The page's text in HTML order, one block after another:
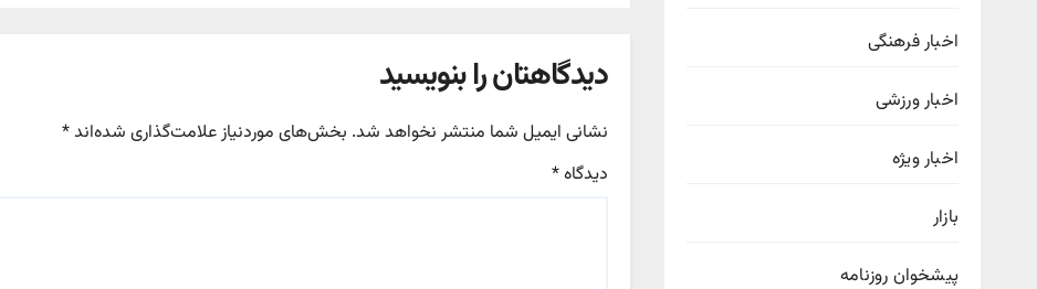
اخبار فرهنگی
اخبار ورزشی
اخبار ویژه
بازار
پیشخوان روزنامه
دیدگاهتان را بنویسید
نشانی ایمیل شما منتشر نخواهد شد. بخش‌های موردنیاز علامت‌گذاری شده‌اند*
دیدگاه*